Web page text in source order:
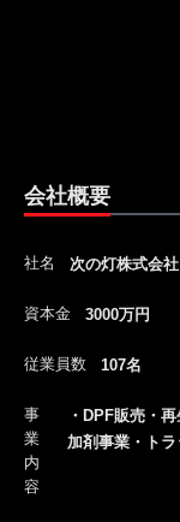
会社概要
社名 次の灯株式会社
資本金 3000万円
従業員数 107名
事
業
内
容
・DPF販売・
加剤事業・ト